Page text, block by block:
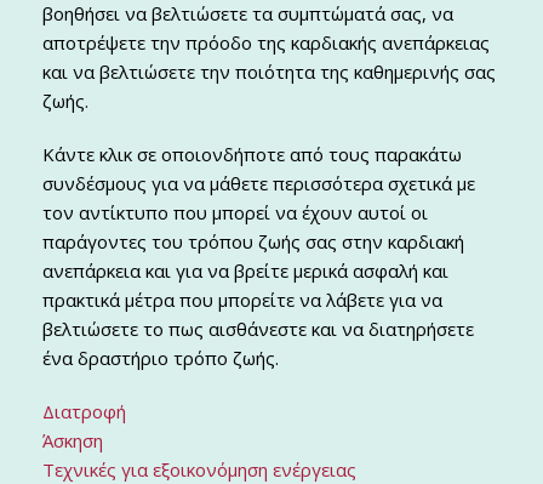
βοηθήσει να βελτιώσετε τα συμπτώματά σας, να
αποτρέψετε την πρόοδο της καρδιακής ανεπάρκειας
και να βελτιώσετε την ποιότητα της καθημερινής σας
ζωής.
Κάντε κλικ σε οποιονδήποτε από τους παρακάτω
συνδέσμους για να μάθετε περισσότερα σχετικά με
τον αντίκτυπο που μπορεί να έχουν αυτοί οι
παράγοντες του τρόπου ζωής σας στην καρδιακή
ανεπάρκεια και για να βρείτε μερικά ασφαλή και
πρακτικά μέτρα που μπορείτε να λάβετε για να
βελτιώσετε το πως αισθάνεστε και να διατηρήσετε
ένα δραστήριο τρόπο ζωής.
Διατροφή
Άσκηση
Τεχνικές για εξοικονόμηση ενέργειας